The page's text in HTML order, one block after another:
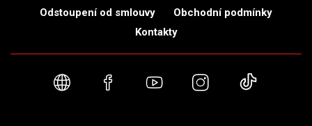
Odstoupení od smlouvy
Obchodní podmínky
Kontakty
Webové stránky
FacebookYouTubeInstagram